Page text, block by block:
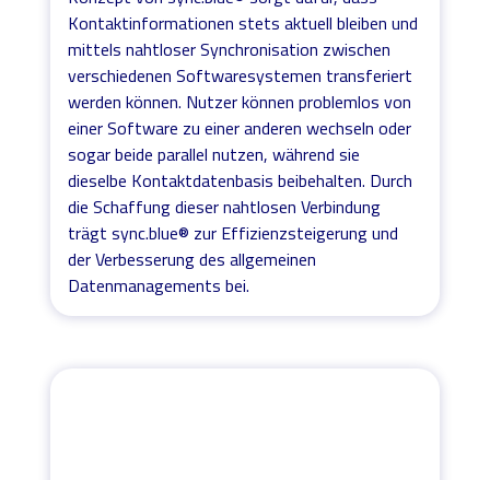
Kontaktinformationen stets aktuell bleiben und
mittels nahtloser Synchronisation zwischen
verschiedenen Softwaresystemen transferiert
werden können. Nutzer können problemlos von
einer Software zu einer anderen wechseln oder
sogar beide parallel nutzen, während sie
dieselbe Kontaktdatenbasis beibehalten. Durch
die Schaffung dieser nahtlosen Verbindung
trägt sync.blue® zur Effizienzsteigerung und
der Verbesserung des allgemeinen
Datenmanagements bei.